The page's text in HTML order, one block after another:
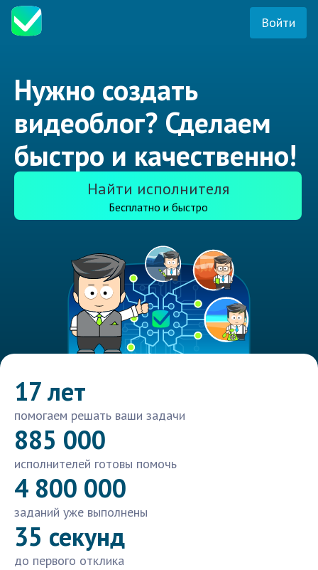
Войти
Нужно создать
видеоблог? Сделаем
быстро и качественно!
Найти исполнителя
Бесплатно и быстро
17 лет
помогаем решать ваши задачи
885 000
исполнителей готовы помочь
4 800 000
заданий уже выполнены
35 секунд
до первого отклика